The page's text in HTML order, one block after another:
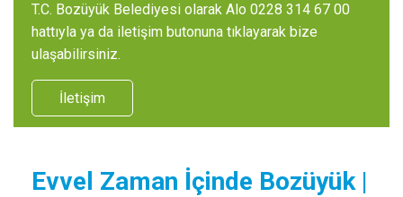
T.C. Bozüyük Belediyesi olarak Alo 0228 314 67 00
hattıyla ya da iletişim butonuna tıklayarak bize
ulaşabilirsiniz.
İletişim
Evvel Zaman İçinde Bozüyük |